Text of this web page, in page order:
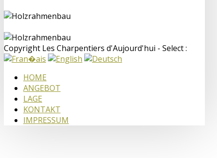
Copyright Les Charpentiers d'Aujourd'hui - Select :
HOME
ANGEBOT
LAGE
KONTAKT
IMPRESSUM